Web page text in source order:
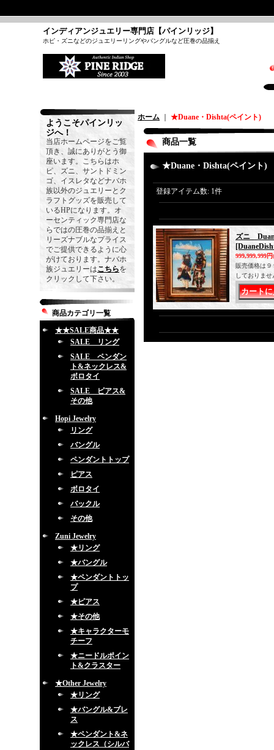
インディアンジュエリー専門店【パインリッジ】
ホピ・ズニなどのジュエリーリングやバングルなど圧巻の品揃え
ようこそパインリッ
ジへ！
当店ホームページをご覧
頂き、誠にありがとう御
座います。こちらはホ
ピ、ズニ、サントドミン
ゴ、イスレタなどナバホ
族以外のジュエリーとク
ラフトグッズを販売して
いるHPになります。オ
ーセンティック専門店な
らではの圧巻の品揃えと
リーズナブルなプライス
でご提供できるように心
がけております。ナバホ
族ジュエリーはこちらを
クリックして下さい。
商品カテゴリ一覧
★★SALE商品★★
SALE リング
SALE ペンダン
ト&ネックレス&
ボロタイ
SALE ピアス&
その他
Hopi Jewelry
リング
バングル
ペンダントトップ
ピアス
ボロタイ
バックル
その他
Zuni Jewelry
★リング
★バングル
★ペンダントトッ
プ
★ピアス
★その他
★キャラクターモ
チーフ
★ニードルポイン
ト&クラスター
★Other Jewelry
★リング
★バングル&ブレ
ス
★ペンダント&ネ
ックレス（シルバ
ホーム ★Duane・Dishta(ペイント)
商品一覧
★Duane・Dishta(ペイント)
登録アイテム数: 1件
ズニ
999,999,999円
販売価格は９
しておりま